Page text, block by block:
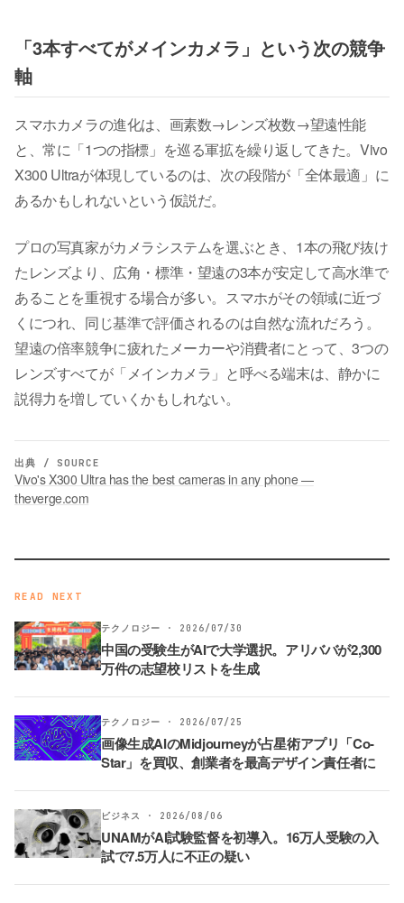
「3本すべてがメインカメラ」という次の競争
軸
スマホカメラの進化は、画素数→レンズ枚数→望遠性能
と、常に「1つの指標」を巡る軍拡を繰り返してきた。Vivo
X300 Ultraが体現しているのは、次の段階が「全体最適」に
あるかもしれないという仮説だ。
プロの写真家がカメラシステムを選ぶとき、1本の飛び抜け
たレンズより、広角・標準・望遠の3本が安定して高水準で
あることを重視する場合が多い。スマホがその領域に近づ
くにつれ、同じ基準で評価されるのは自然な流れだろう。
望遠の倍率競争に疲れたメーカーや消費者にとって、3つの
レンズすべてが「メインカメラ」と呼べる端末は、静かに
説得力を増していくかもしれない。
出典 / SOURCE
Vivo's X300 Ultra has the best cameras in any phone —
theverge.com
READ NEXT
テクノロジー · 2026/07/30
中国の受験生がAIで大学選択。アリババが2,300
万件の志望校リストを生成
テクノロジー · 2026/07/25
画像生成AIのMidjourneyが占星術アプリ「Co-
Star」を買収、創業者を最高デザイン責任者に
ビジネス · 2026/08/06
UNAMがAI試験監督を初導入。16万人受験の入
試で7.5万人に不正の疑い